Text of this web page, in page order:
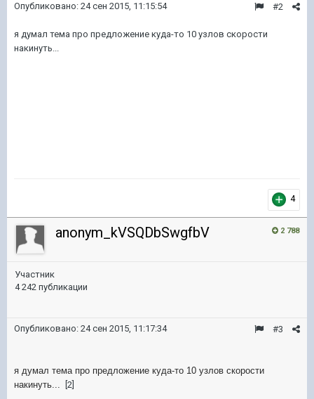
#2
Опубликовано: 24 сен 2015, 11:15:54
я думал тема про предложение куда-то 10 узлов скорости
накинуть...
4
2 788
anonym_kVSQDbSwgfbV
Участник
4 242 публикации
#3
Опубликовано: 24 сен 2015, 11:17:34
я думал тема про предложение куда-то 10 узлов скорости
накинуть...
[2]